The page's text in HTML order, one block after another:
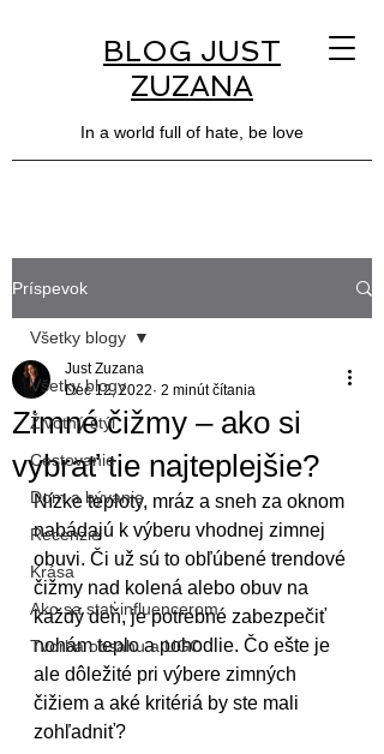
BLOG JUST
ZUZANA
In a world full of hate, be love
Príspevok
Všetky blogy
Životný štýl
Cestovanie
Dom a bývanie
Recenzie
Krása
Ako sa stať influencerom
Tvorba obsahu a UGC
Všetky blogy
Zimné čižmy – ako si
vybrať tie najteplejšie?
Just Zuzana
Dec 12, 2022 2 minút čítania
Nízke teploty, mráz a sneh za oknom
nabádajú k výberu vhodnej zimnej
obuvi. Či už sú to obľúbené trendové
čižmy nad kolená alebo obuv na
každý deň, je potrebné zabezpečiť
nohám teplo a pohodlie. Čo ešte je
ale dôležité pri výbere zimných
čižiem a aké kritériá by ste mali
zohľadniť?